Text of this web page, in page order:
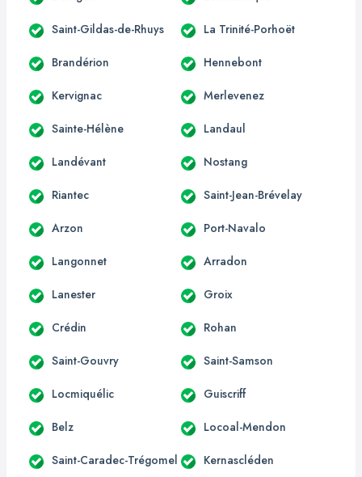
Saint-Gildas-de-Rhuys La Trinité-Porhoët
Brandérion Hennebont
Kervignac Merlevenez
Sainte-Hélène Landaul
Landévant Nostang
Riantec Saint-Jean-Brévelay
Arzon Port-Navalo
Langonnet Arradon
Lanester Groix
Crédin Rohan
Saint-Gouvry Saint-Samson
Locmiquélic Guiscriff
Belz Locoal-Mendon
Saint-Caradec-Trégomel Kernascléden